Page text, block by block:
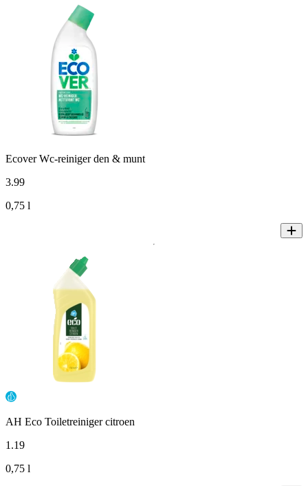
Ecover Wc-reiniger den & munt
3.99
0,75 l
AH Eco Toiletreiniger citroen
1 .19
0,75 l